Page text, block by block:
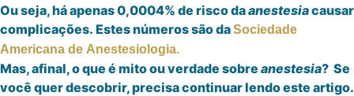
Ou seja, há apenas 0,0004% de risco daanestesiacausar
complicações. Estes números são daSociedade
Americana de Anestesiologia.
Mas, afinal, o que é mito ou verdade sobre anestesia? Se
você quer descobrir, precisa continuar lendo este artigo.